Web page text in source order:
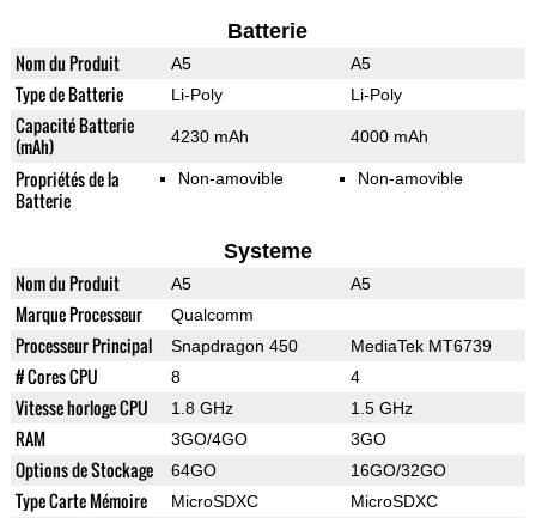
Batterie
Nom du Produit A5 A5
Type de Batterie Li-Poly Li-Poly
Capacité Batterie
(mAh)
4230 mAh 4000 mAh
Propriétés de la
Batterie
Non-amovible Non-amovible
Systeme
Nom du Produit A5 A5
Marque Processeur Qualcomm
Processeur Principal Snapdragon 450 MediaTek MT6739
# Cores CPU 8 4
Vitesse horloge CPU 1.8 GHz 1.5 GHz
RAM 3GO/4GO 3GO
Options de Stockage 64GO 16GO/32GO
Type Carte Mémoire MicroSDXC MicroSDXC